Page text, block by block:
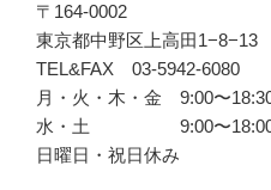
〒164-0002
東京都中野区上高田1−8−13
TEL&FAX 03-5942-6080
月・火・木・金 9:00〜
水・土 9:00〜
日曜日・祝日休み